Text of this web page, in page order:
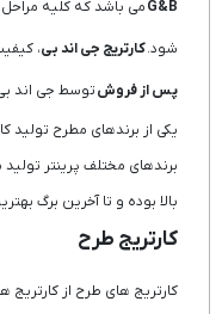
G&Bمی باشد که کلیه
شود.کارتریج جی اند بی،
پس از فروشتوسط جی اند بی
یکی از برندهای مطرح تولید
برندهای مختلف پرینتر
بالا بوده و تا آخرین برگ
کارتریج طرح
کارتریج های طرح از کارتریج